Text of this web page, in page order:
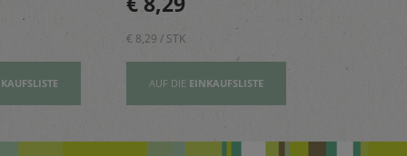
Omega-3-Fettsäuren
€ 8,29 / STK
AUF DIE EINKAUFSLISTE